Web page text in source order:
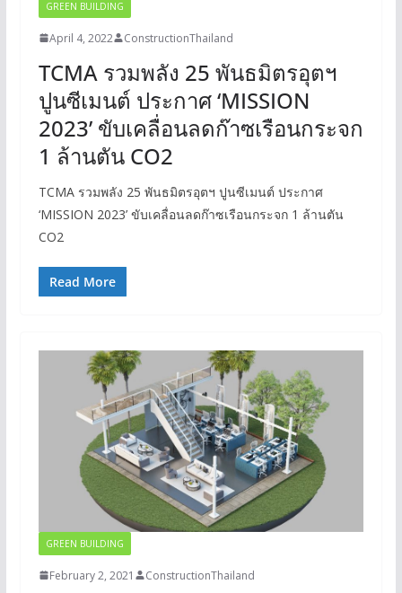
GREEN BUILDING
April 4, 2022 ConstructionThailand
TCMA รวมพลัง 25 พันธมิตรอุตฯ
ปูนซีเมนต์ ประกาศ​ ‘MISSION
2023’ ขับเคลื่อนลดก๊าซเรือนกระจก
1 ล้านตัน CO2
TCMA รวมพลัง 25 พันธมิตรอุตฯ ปูนซีเมนต์ ประกาศ​
‘MISSION 2023’ ขับเคลื่อนลดก๊าซเรือนกระจก 1 ล้านตัน
CO2
Read More
GREEN BUILDING
February 2, 2021 ConstructionThailand